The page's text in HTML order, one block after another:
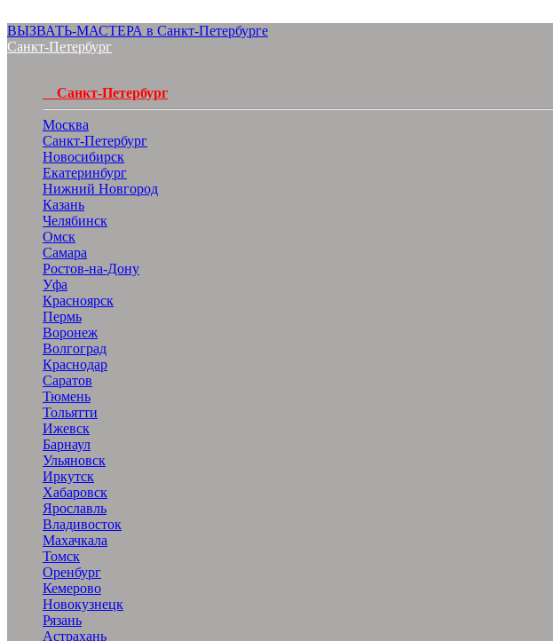
ВЫЗВАТЬ-МАСТЕРА в Санкт-Петербурге
Санкт-Петербург
Санкт-Петербург
Москва
Санкт-Петербург
Новосибирск
Екатеринбург
Нижний Новгород
Казань
Челябинск
Омск
Самара
Ростов-на-Дону
Уфа
Красноярск
Пермь
Воронеж
Волгоград
Краснодар
Саратов
Тюмень
Тольятти
Ижевск
Барнаул
Ульяновск
Иркутск
Хабаровск
Ярославль
Владивосток
Махачкала
Томск
Оренбург
Кемерово
Новокузнецк
Рязань
Астрахань